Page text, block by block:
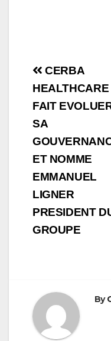
de
l’article
CERBA
HEALTHCARE
FAIT
SA
ET NOMME
EMMANUEL
LIGNER
PRESIDENT
GROUPE
By